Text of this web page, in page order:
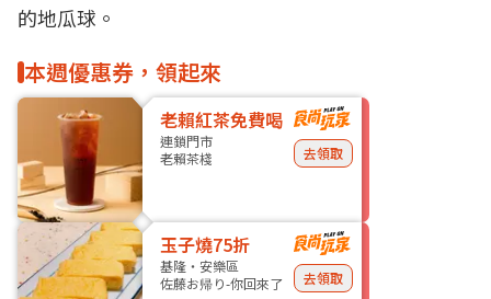
的地瓜球。
本週優惠券，領起來
老賴紅茶免費喝
連鎖門市
老賴茶棧
去領取
玉子燒75折
基隆・安樂區
佐藤お帰り-你回來了
去領取